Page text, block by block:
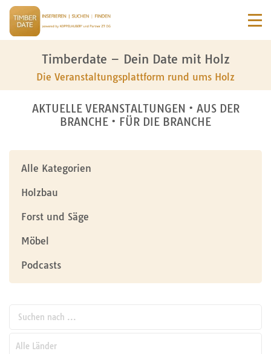
Timberdate – Dein Date mit Holz
Die Veranstaltungsplattform rund ums Holz
AKTUELLE VERANSTALTUNGEN • AUS DER
BRANCHE • FÜR DIE BRANCHE
Alle Kategorien
Holzbau
Forst und Säge
Möbel
Podcasts